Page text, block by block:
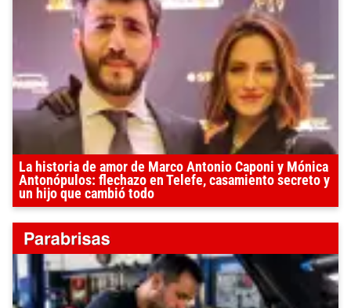
La historia de amor de Marco Antonio Caponi y Mónica
Antonópulos: flechazo en Telefe, casamiento secreto y
un hijo que cambió todo